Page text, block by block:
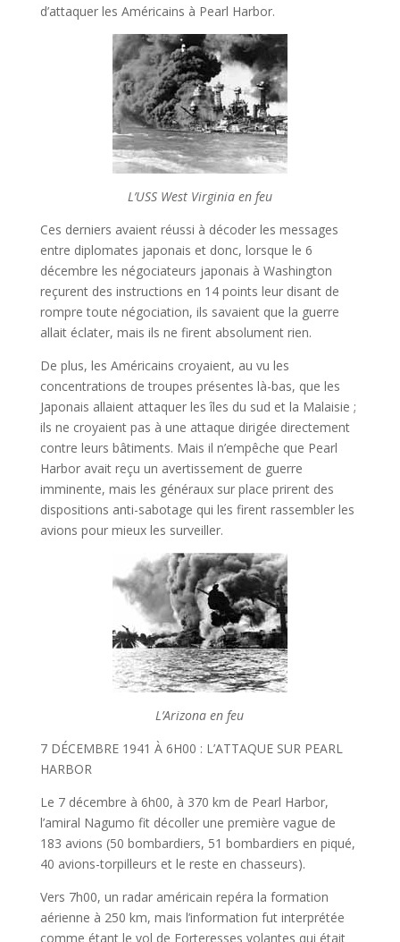
d’attaquer les Américains à Pearl Harbor.
L’USS West Virginia en feu
Ces derniers avaient réussi à décoder les messages
entre diplomates japonais et donc, lorsque le 6
décembre les négociateurs japonais à Washington
reçurent des instructions en 14 points leur disant de
rompre toute négociation, ils savaient que la guerre
allait éclater, mais ils ne firent absolument rien.
De plus, les Américains croyaient, au vu les
concentrations de troupes présentes là-bas, que les
Japonais allaient attaquer les îles du sud et la Malaisie ;
ils ne croyaient pas à une attaque dirigée directement
contre leurs bâtiments. Mais il n’empêche que Pearl
Harbor avait reçu un avertissement de guerre
imminente, mais les généraux sur place prirent des
dispositions anti-sabotage qui les firent rassembler les
avions pour mieux les surveiller.
L’Arizona en feu
7 DÉCEMBRE 1941 À 6H00 : L’ATTAQUE SUR PEARL
HARBOR
Le 7 décembre à 6h00, à 370 km de Pearl Harbor,
l’amiral Nagumo fit décoller une première vague de
183 avions (50 bombardiers, 51 bombardiers en piqué,
40 avions-torpilleurs et le reste en chasseurs).
Vers 7h00, un radar américain repéra la formation
aérienne à 250 km, mais l’information fut interprétée
comme étant le vol de Forteresses volantes qui était